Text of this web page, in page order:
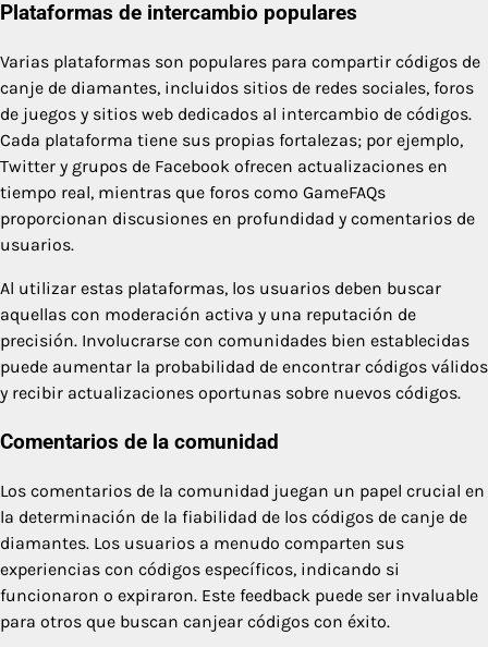
Plataformas de intercambio populares
Varias plataformas son populares para compartir códigos de
canje de diamantes, incluidos sitios de redes sociales, foros
de juegos y sitios web dedicados al intercambio de códigos.
Cada plataforma tiene sus propias fortalezas; por ejemplo,
Twitter y grupos de Facebook ofrecen actualizaciones en
tiempo real, mientras que foros como GameFAQs
proporcionan discusiones en profundidad y comentarios de
usuarios.
Al utilizar estas plataformas, los usuarios deben buscar
aquellas con moderación activa y una reputación de
precisión. Involucrarse con comunidades bien establecidas
puede aumentar la probabilidad de encontrar códigos válidos
y recibir actualizaciones oportunas sobre nuevos códigos.
Comentarios de la comunidad
Los comentarios de la comunidad juegan un papel crucial en
la determinación de la fiabilidad de los códigos de canje de
diamantes. Los usuarios a menudo comparten sus
experiencias con códigos específicos, indicando si
funcionaron o expiraron. Este feedback puede ser invaluable
para otros que buscan canjear códigos con éxito.